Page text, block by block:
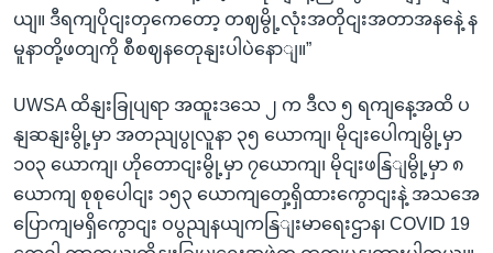
ယျ။ ဒီရကျပိုငျးတှကေတော့ တဈမွို့လုံးအတိုငျးအတာအနနေဲ့ န
မူနာတို့ဖတျကို စီစဈနတေုနျးပါပဲနောျ။”
UWSA ထိနျးခြုပျရာ အထူးဒသေ ၂ က ဒီလ ၅ ရကျနေ့အထိ ပ
နျဆနျးမွို့မှာ အတညျပွုလူနာ ၃၅ ယောကျ၊ မိုငျးပေါကျမွို့မှာ
၁၀၃ ယောကျ၊ ဟိုတောငျးမွို့မှာ ၇ယောကျ၊ မိုငျးဖနြျမွို့မှာ ၈
ယောကျ စုစုပေါငျး ၁၅၃ ယောကျတှေ့ရှိထားကွောငျးနဲ့ အသအေ
ပြောကျမရှိကွောငျး ဝပွညျနယျကနြျးမာရေးဌာန၊ COVID 19